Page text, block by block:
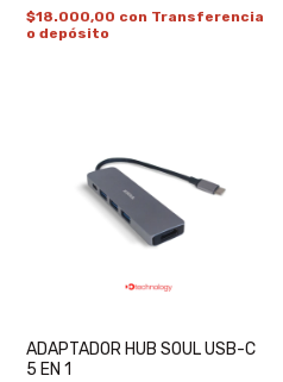
$18.000,00 con Transferencia
o depósito
ADAPTADOR HUB SOUL USB-C
5 EN 1